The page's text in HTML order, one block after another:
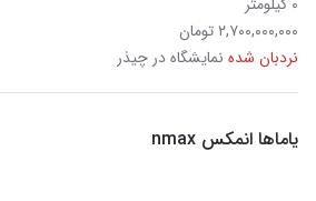
۲,۷۰۰,۰۰۰,۰۰۰ تومان
نردبان شده نمایشگاه در چیذر
یاماها انمکس nmax